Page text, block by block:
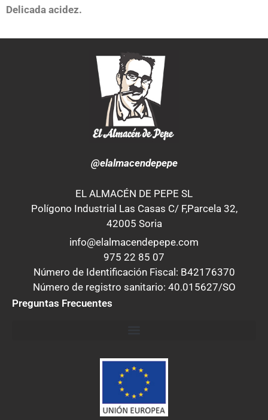
Delicada acidez.
@elalmacendepepe
EL ALMACÉN DE PEPE SL
Polígono Industrial Las Casas C/ F,Parcela 32,
42005 Soria
info@elalmacendepepe.com
975 22 85 07
Número de Identificación Fiscal: B42176370
Número de registro sanitario: 40.015627/SO
Preguntas Frecuentes